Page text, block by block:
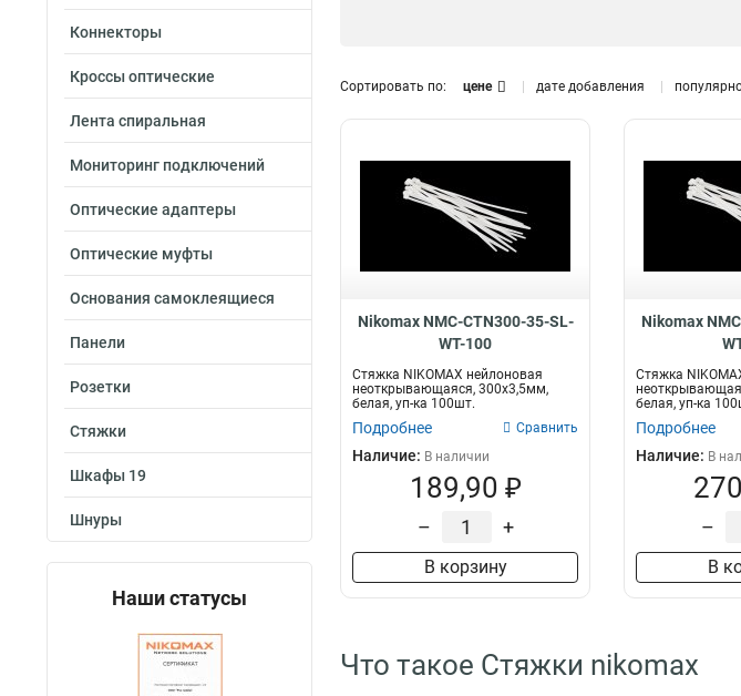
Коннекторы
Кроссы оптические
Лента спиральная
Мониторинг подключений
Оптические адаптеры
Оптические муфты
Основания самоклеящиеся
Панели
Розетки
Стяжки
Шкафы 19
Шнуры
Наши статусы
Сортировать по: цене дате добавления
Nikomax NMC-CTN300-35-SL-
WT-100
Стяжка NIKOMAX нейлоновая
неоткрывающаяся, 300х3,5мм,
белая, уп-ка 100шт.
Подробнее Сравнить
Наличие: В наличии
189,90 ₽
– +
В корзину
Nikomax
Стяжка
белая, уп-ка
Подробнее
Наличие: В
–
В
Что такое Стяжки nikomax